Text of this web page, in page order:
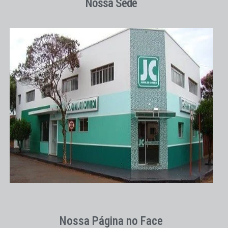
Nossa Sede
Nossa Página no Face